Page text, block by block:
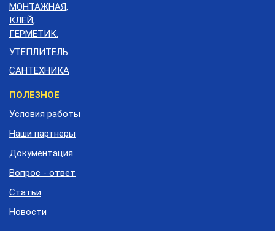
МОНТАЖНАЯ,
КЛЕЙ,
ГЕРМЕТИК.
УТЕПЛИТЕЛЬ
САНТЕХНИКА
Меню
подвала
ПОЛЕЗНОЕ
Условия работы
Наши партнеры
Документация
Вопрос - ответ
Статьи
Новости